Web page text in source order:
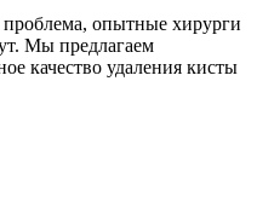
опытные хирурги
Мы предлагаем
качество удаления кисты